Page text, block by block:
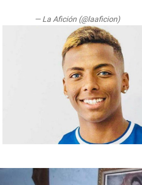
— La Afición (@laaficion)